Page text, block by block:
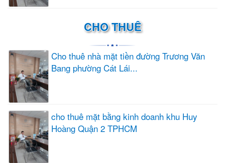
CHO THUÊ
Cho thuê nhà mặt tiền đường Trương Văn
Bang phường Cát Lái...
cho thuê mặt bằng kinh doanh khu Huy
Hoàng Quận 2 TPHCM